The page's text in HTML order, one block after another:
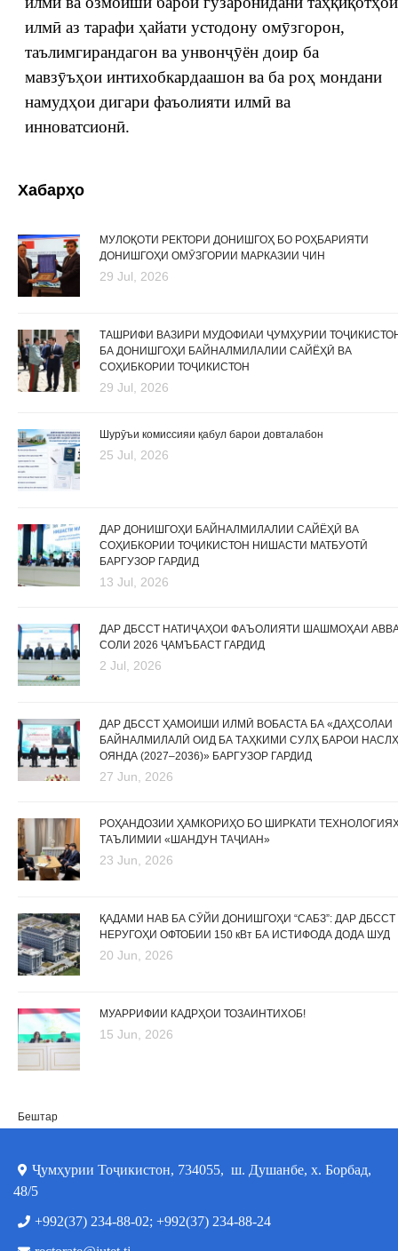
илмӣ аз тарафи ҳайати устодону омӯзгорон,
таълимгирандагон ва унвонҷӯён доир ба
мавзӯъҳои интихобкардаашон ва ба роҳ мондани
намудҳои дигари фаъолияти илмӣ ва
инноватсионӣ.
Хабарҳо
МУЛОҚОТИ РЕКТОРИ ДОНИШГОҲ БО РОҲБАРИЯТИ
ДОНИШГОҲИ ОМӮЗГОРИИ МАРКАЗИИ ЧИН
29 Jul, 2026
ТАШРИФИ ВАЗИРИ МУДОФИАИ ҶУМҲУРИИ
БА ДОНИШГОҲИ БАЙНАЛМИЛАЛИИ САЙЁҲӢ ВА
СОҲИБКОРИИ ТОҶИКИСТОН
29 Jul, 2026
Шурӯъи комиссияи қабул барои довталабон
25 Jul, 2026
ДАР ДОНИШГОҲИ БАЙНАЛМИЛАЛИИ САЙЁҲӢ ВА
СОҲИБКОРИИ ТОҶИКИСТОН НИШАСТИ МАТБУОТӢ
БАРГУЗОР ГАРДИД
13 Jul, 2026
ДАР ДБССТ НАТИҶАҲОИ ФАЪОЛИЯТИ ШАШМОҲАИ
СОЛИ 2026 ҶАМЪБАСТ ГАРДИД
2 Jul, 2026
ДАР ДБССТ ҲАМОИШИ ИЛМӢ ВОБАСТА БА «ДАҲСОЛАИ
БАЙНАЛМИЛАЛӢ ОИД БА ТАҲКИМИ СУЛҲ БАРОИ
ОЯНДА (2027–2036)» БАРГУЗОР ГАРДИД
27 Jun, 2026
РОҲАНДОЗИИ ҲАМКОРИҲО БО ШИРКАТИ
ТАЪЛИМИИ «ШАНДУН ТАҶИАН»
23 Jun, 2026
ҚАДАМИ НАВ БА СӮЙИ ДОНИШГОҲИ “САБЗ”: ДАР ДБССТ
НЕРУГОҲИ ОФТОБИИ 150 кВт БА ИСТИФОДА ДОДА ШУД
20 Jun, 2026
МУАРРИФИИ КАДРҲОИ ТОЗАИНТИХОБ!
15 Jun, 2026
Бештар
Ҷумҳурии Тоҷикистон, 734055, ш. Душанбе, х. Борбад,
48/5
+992(37) 234-88-02; +992(37) 234-88-24